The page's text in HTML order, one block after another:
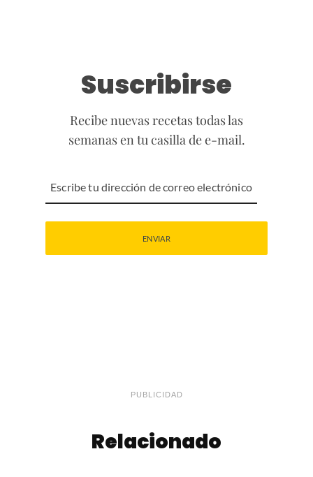
Suscribirse
Recibe nuevas recetas todas las
semanas en tu casilla de e-mail.
PUBLICIDAD
Relacionado